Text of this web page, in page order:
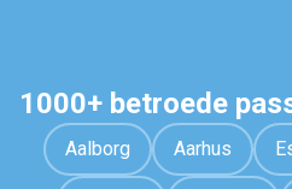
1000+ betroede
Aalborg Aarhus